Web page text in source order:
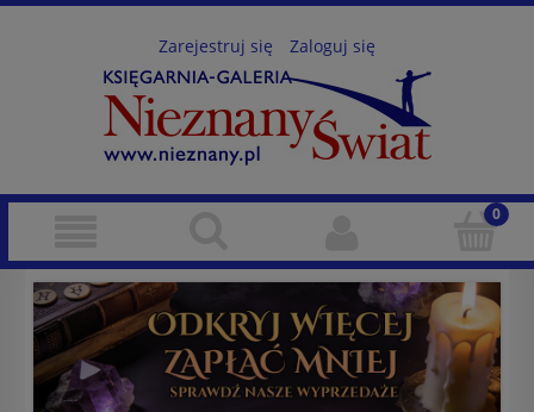
Zarejestruj się Zaloguj się